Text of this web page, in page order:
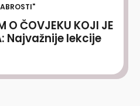
O ČOVJEKU KOJI JE
Najvažnije lekcije